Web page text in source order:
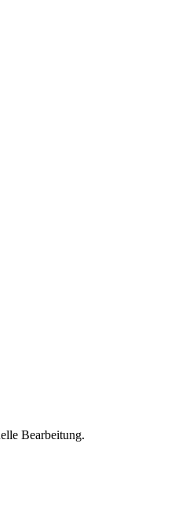
Bearbeitung.